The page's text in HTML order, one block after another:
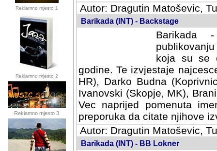
Reklamno mjesto 1
Reklamno mjesto 2
Reklamno mjesto 3
Autor: Dragutin Matoševic,
Barikada (INT) - Backstage
Barikada
koja su se
godine. Te izvjestaje
HR), Darko Budna
Ivanovski (Skopje, MK),
Vec naprijed pomenuta
preporuka da citate njihove
Autor: Dragutin Matoševic,
Barikada (INT) - BB Lokner